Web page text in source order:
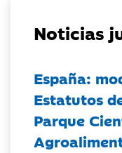
Noticias
España:
Estatutos
Parque